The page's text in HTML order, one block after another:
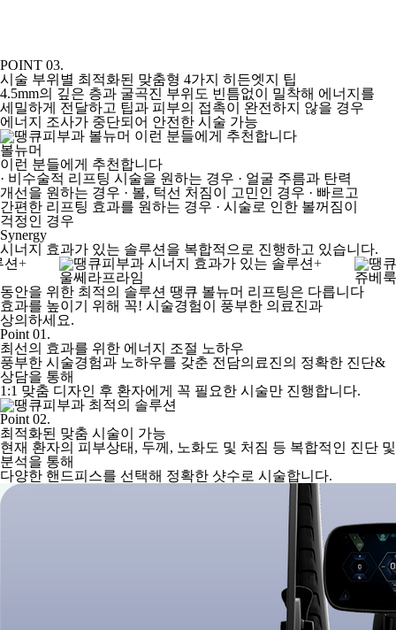
POINT 03.
시술 부위별 최적화된 맞춤형 4가지 히든엣지 팁
4.5mm의 깊은 층과 굴곡진 부위도 빈틈없이 밀착해 에너지를
세밀하게 전달하고 팁과 피부의 접촉이 완전하지 않을 경우
에너지 조사가 중단되어 안전한 시술 가능
볼뉴머
이런 분들에게 추천합니다
· 비수술적 리프팅 시술을 원하는 경우 · 얼굴 주름과 탄력
개선을 원하는 경우 · 볼, 턱선 처짐이 고민인 경우 · 빠르고
간편한 리프팅 효과를 원하는 경우 · 시술로 인한 볼꺼짐이
걱정인 경우
Synergy
시너지 효과가 있는 솔루션을 복합적으로 진행하고 있습니다.
+
+
울쎄라프라임
쥬베
동안을 위한 최적의 솔루션 땡큐 볼뉴머 리프팅은 다릅니다
효과를 높이기 위해 꼭! 시술경험이 풍부한 의료진과
상의하세요.
Point 01.
최선의 효과를 위한 에너지 조절 노하우
풍부한 시술경험과 노하우를 갖춘 전담의료진의 정확한 진단&
상담을 통해
1:1 맞춤 디자인 후 환자에게 꼭 필요한 시술만 진행합니다.
Point 02.
최적화된 맞춤 시술이 가능
현재 환자의 피부상태, 두께, 노화도 및 처짐 등 복합적인 진단 및
분석을 통해
다양한 핸드피스를 선택해 정확한 샷수로 시술합니다.